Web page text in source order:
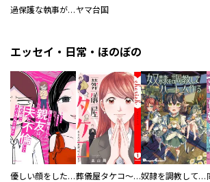
過保護な執事が私の婚活を邪魔してきます！ ヤマ台国
エッセイ・日常・ほのぼの
優しい顔をした親友は、夫と不倫して私の家に入り込んできた。 葬儀屋タケコ～あなたの最期、叶えます【電子単行本版】 奴隷を調教してハーレム作る